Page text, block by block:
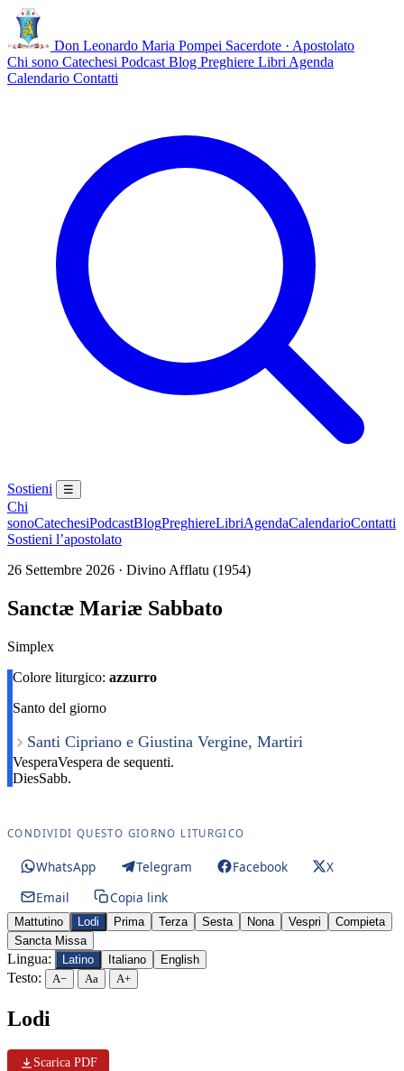
Don Leonardo Maria Pompei Sacerdote · Apostolato
Chi sono Catechesi Podcast Blog Preghiere Libri Agenda
Calendario Contatti
Sostieni ☰
Chi
sonoCatechesiPodcastBlogPreghiereLibriAgendaCalendarioContatti
Sostieni l’apostolato
26 Settembre 2026 · Divino Afflatu (1954)
Sanctæ Mariæ Sabbato
Simplex
Colore liturgico: azzurro
Santo del giorno
Santi Cipriano e Giustina Vergine, Martiri
VesperaVespera de sequenti.
DiesSabb.
CONDIVIDI QUESTO GIORNO LITURGICO
WhatsApp Telegram Facebook
X
Email
Copia link
Mattutino Lodi Prima Terza Sesta Nona Vespri
Compieta
Sancta Missa
Lingua: Latino Italiano English
Testo: A− Aa A+
Lodi
Scarica PDF